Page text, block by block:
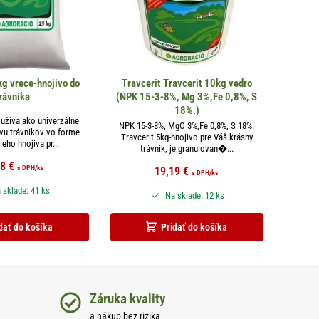
vrece-hnojivo do
ako univerzálne
trávnikov vo forme
hnojiva pr...
€ s DPH/ks
do košíka
sklade: 41 ks
Travcerit Travcerit 10kg vedro
(NPK 15-3-8%, Mg 3%,Fe 0,8%, S
18%.)
NPK 15-3-8%, MgO 3%,Fe 0,8%, S 18%.
Travcerit 5kg-hnojivo pre Váš krásny
trávnik, je granulovan�...
19,19€ s DPH/ks
Pridať do košíka
Na sklade: 12 ks
Záruka kvality
a nákup bez rizika